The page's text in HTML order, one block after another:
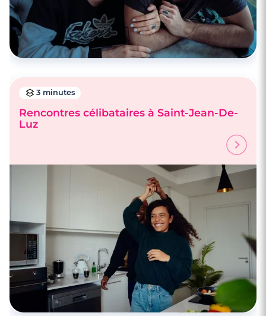
Rencontres célibataires à Saint-Jean-De-
3 minutes
Rencontres célibataires à Saint-Jean-De-
Luz